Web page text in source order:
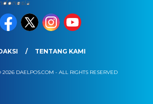
TENTANG KAMI
2026 DAELPOS.COM - ALL RIGHTS RESERVED